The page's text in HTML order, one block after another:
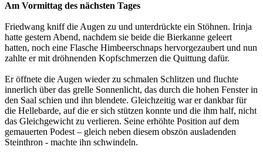
Am Vormittag des nächsten Tages
Friedwang kniff die Augen zu und unterdrückte ein Stöhnen. Irinja
hatte gestern Abend, nachdem sie beide die Bierkanne geleert
hatten, noch eine Flasche Himbeerschnaps hervorgezaubert und nun
zahlte er mit dröhnenden Kopfschmerzen die Quittung dafür.
Er öffnete die Augen wieder zu schmalen Schlitzen und fluchte
innerlich über das grelle Sonnenlicht, das durch die hohen Fenster in
den Saal schien und ihn blendete. Gleichzeitig war er dankbar für
die Hellebarde, auf die er sich stützen konnte und die ihm half, nicht
das Gleichgewicht zu verlieren. Seine erhöhte Position auf dem
gemauerten Podest – gleich neben diesem obszön ausladenden
Steinthron - machte ihn schwindeln.